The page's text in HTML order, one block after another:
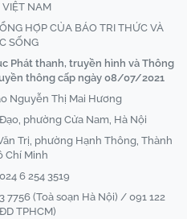
NAM
HỢP CỦA BÁO TRI THỨC VÀ
SỐNG
Phát thanh, truyền hình và Thông
thông cấp ngày 08/07/2021
Nguyễn Thị Mai Hương
phường Cửa Nam, Hà Nội
Trị, phường Hạnh Thông, Thành
Chí Minh
024 6 254 3519
7756 (Toà soạn Hà Nội) / 091 122
TPHCM)